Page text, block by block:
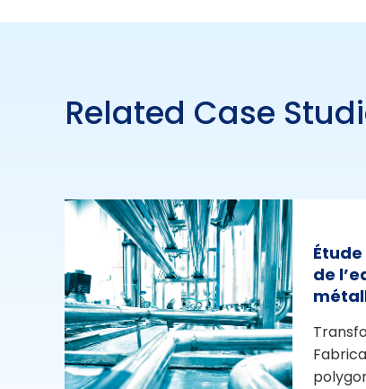
Related Case
de